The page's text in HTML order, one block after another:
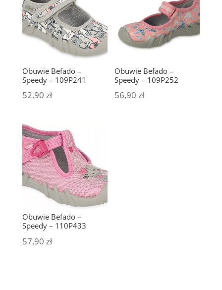
Obuwie Befado –
Speedy – 109P241
52,90 zł
Obuwie Befado –
Speedy – 109P252
56,90zł
Obuwie Befado –
Speedy – 110P433
57,90 zł